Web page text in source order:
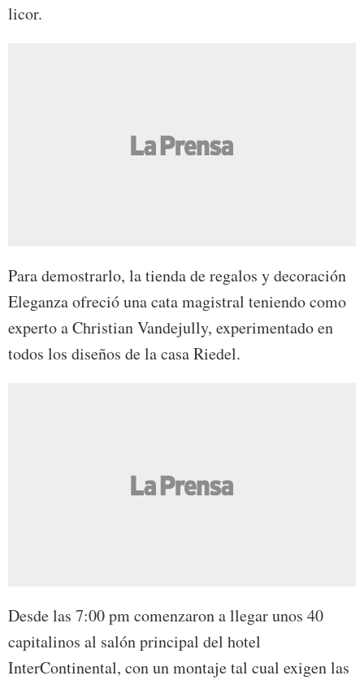
licor.
Para demostrarlo, la tienda de regalos y decoración
Eleganza ofreció una cata magistral teniendo como
experto a Christian Vandejully, experimentado en
todos los diseños de la casa Riedel.
Desde las 7:00 pm comenzaron a llegar unos 40
capitalinos al salón principal del hotel
InterContinental, con un montaje tal cual exigen las